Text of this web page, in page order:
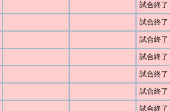
試合終了
試合終了
試合終了
試合終了
試合終了
試合終了
試合終了